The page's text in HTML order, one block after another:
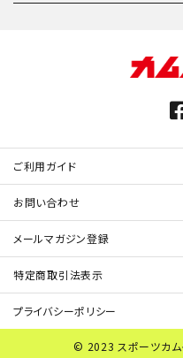
ご利用ガイド
お問い合わせ
メールマガジン登録
特定商取引法表示
プライバシーポリシー
© 2023 スポーツカ